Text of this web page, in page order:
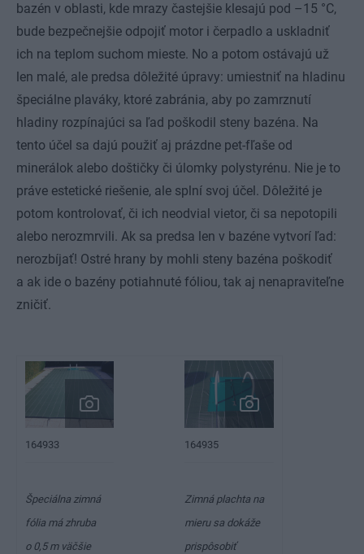
bazén v oblasti, kde mrazy častejšie klesajú pod –15 °C,
bude bezpečnejšie odpojiť motor i čerpadlo a uskladniť
ich na teplom suchom mieste. No a potom ostávajú už
len malé, ale predsa dôležité úpravy: umiestniť na hladinu
špeciálne plaváky, ktoré zabránia, aby po zamrznutí
hladiny rozpínajúci sa ľad poškodil steny bazéna. Na
tento účel sa dajú použiť aj prázdne pet-fľaše od
minerálok alebo doštičky či úlomky polystyrénu. Nie je to
práve estetické riešenie, ale splní svoj účel. Dôležité je
potom kontrolovať, či ich neodvial vietor, či sa nepotopili
alebo nerozmrvili. Ak sa predsa len v bazéne vytvorí ľad:
nerozbíjať! Ostré hrany by mohli steny bazéna poškodiť
a ak ide o bazény potiahnuté fóliou, tak aj nenapraviteľne
zničiť.
164933 164935
Špeciálna zimná
fólia má zhruba
o 0,5 m väčšie
Zimná plachta na
mieru sa dokáže
prispôsobiť